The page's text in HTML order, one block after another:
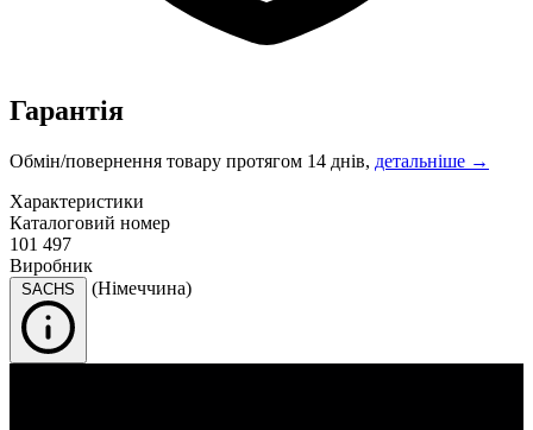
Гарантія
Обмін/повернення товару протягом 14 днів, детальніше →
Характеристики
Каталоговий номер
101 497
Виробник
(Німеччина)